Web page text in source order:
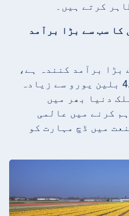
کرتے ہیں۔
کا سب سے بڑا برآمد
بڑا برآمد کنندہ ہے،
جس کی سالانہ برآمدی قیمت 4.7 بلین یورو سے زیادہ
دنیا بھر میں
کرنے میں عالمی
میں ڈچ مہارت کو